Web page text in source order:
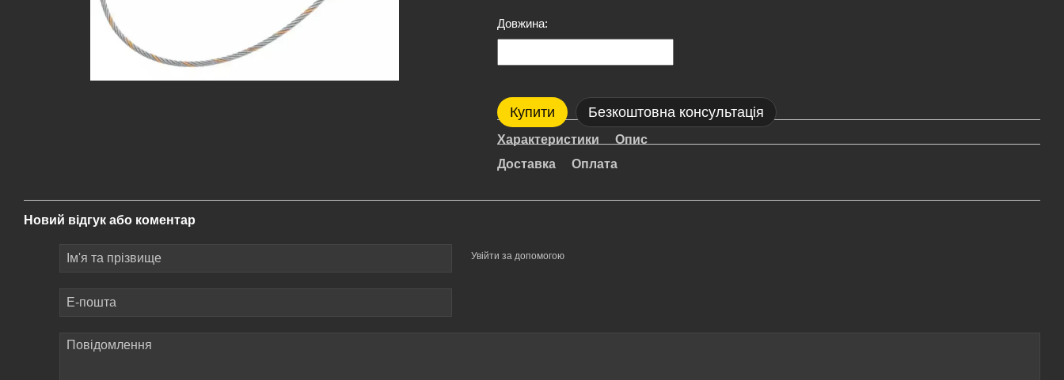
Довжина:
Купити Безкоштовна консультація
Характеристики
Опис
Доставка
Оплата
Новий відгук або коментар
Увійти за допомогою